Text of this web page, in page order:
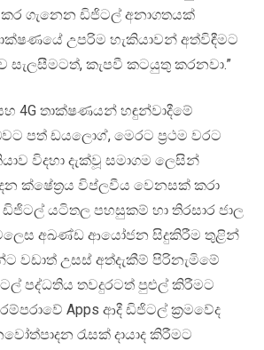
ගැනෙන ඩිජිටල් අනාගතයක්
උපරිම හැකියාවන් අත්විඳීමට
සැලසීමටත්, කැපවී කටයුතු කරනවා.”
සහ 4G තාක්ෂණයන් හඳුන්වාදීමේ
පත් ඩයලොග්, මෙරට ප්‍රථම වරට
විදහා දැක්වූ සමාගම ලෙසින්
ක්ෂේත්‍රය විප්ලවීය වෙනසක් කරා
යටිතල පහසුකම් හා තිරසාර ජාල
අඛණ්ඩ ආයෝජන සිදුකිරීම තුළින්
වඩාත් උසස් අත්දැකීම් පිරිනැමිමේ
පද්ධතිය තවදුරටත් පුළුල් කිරීමට
Apps ආදී ඩිජිටල් ක්‍රමවේද
රැසක් දායාද කිරීමට